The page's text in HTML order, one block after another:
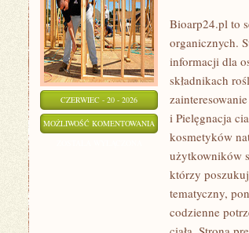
CZERWIEC - 20 - 2026
MOŻLIWOŚĆ KOMENTOWANIA NATURALNA
PIELĘGNACJA
TWARZY
Bioarp24.pl to
organicznych.
informacji dla
składnikach
i Pielęgnacja
kosmetyków
użytkowników
którzy
tematyczny,
codzienne